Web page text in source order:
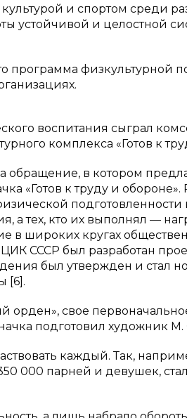
и спортом среди
устойчивой и целостной
программа физкультурной
воспитания сыграл
комплекса «Готов к
обращение, в котором
«Готов к труду и обороне».
а тех, кто их выполнял —
в широких кругах
СССР был разработан
был утвержден и стал
[6].
орден», свое
подготовил художник
каждый. Так,
000 парней и девушек,